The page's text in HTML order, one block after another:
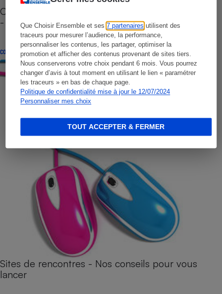
Que Choisir Ensemble et ses7 partenaires utilisent des
traceurs pour mesurer l’audience, la performance,
personnaliser les contenus, les partager, optimiser la
promotion et afficher des contenus provenant de sites tiers.
Nous conserverons votre choix pendant 6 mois. Vous pourrez
changer d’avis à tout moment en utilisant le lien « paramétrer
les traceurs » en bas de chaque page.
Politique de confidentialité mise à jour le 12/07/2024
Personnaliser mes choix
TOUT ACCEPTER & FERMER
Cafetière à capsules zéro déchet CoffeeB (vidéo)
- Premières impressions
CONSEILS
Sites de rencontres - Nos conseils pour vous
lancer